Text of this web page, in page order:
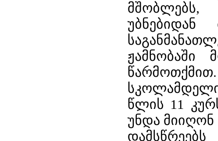
მშობლებს,
ჟამნობაში
წლის 11
უნდა